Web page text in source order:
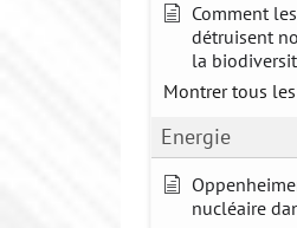
Comment
détruisent
la
Montrer tous
Energie
nucléaire